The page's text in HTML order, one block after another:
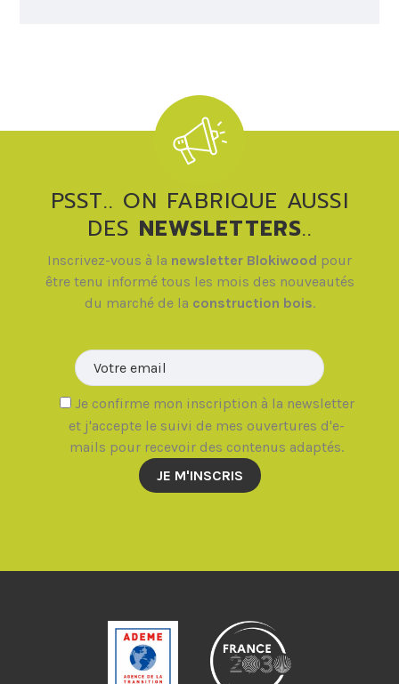
PSST.. ON FABRIQUE AUSSI
DES NEWSLETTERS..
Inscrivez-vous à la newsletter Blokiwood pour
être tenu informé tous les mois des nouveautés
du marché de la construction bois.
Veuillez
Je confirme mon inscription à la newsletter
et j'accepte le suivi de mes ouvertures d'e-
mails pour recevoir des contenus adaptés.